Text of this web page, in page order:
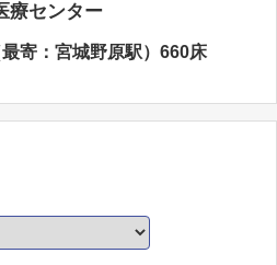
療センター
寄：宮城野原駅）660床